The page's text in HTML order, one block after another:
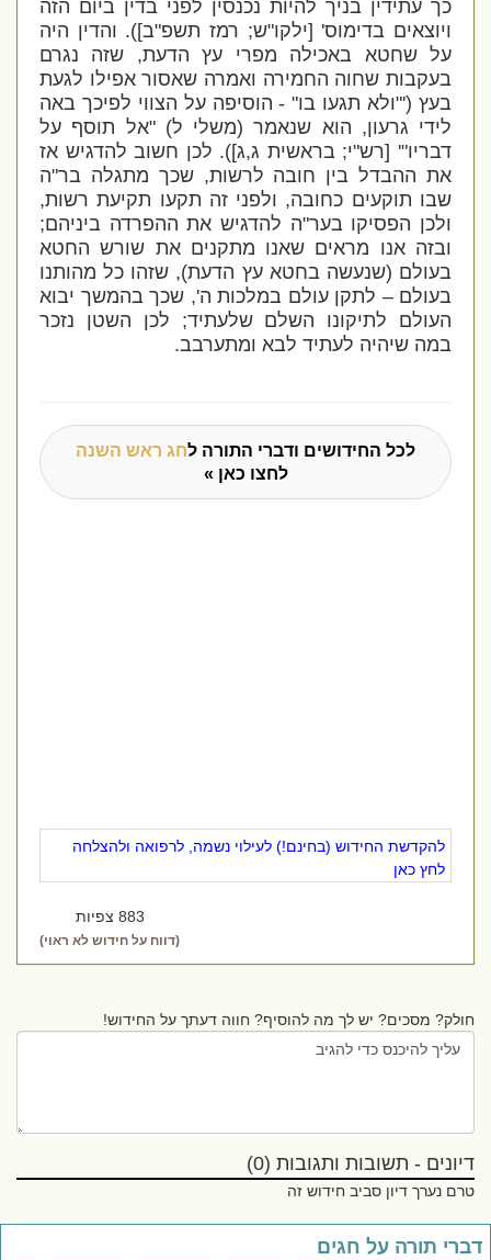
כך עתידין בניך להיות נכנסין לפני בדין ביום הזה
ויוצאים בדימוס' [ילקו"ש; רמז תשפ"ב]).והדין היה
על שחטא באכילה מפרי עץ הדעת, שזה נגרם
בעקבות שחוה החמירה ואמרה שאסור אפילו לגעת
בעץ('"ולא תגעו בו" - הוסיפה על הצווי לפיכך באה
לידי גרעון, הוא שנאמר (משלי ל) "אל תוסף על
דבריו"' [רש"י; בראשית ג,ג]). לכן חשוב להדגיש אז
את ההבדל בין חובה לרשות, שכך מתגלה בר"ה
שבו תוקעים כחובה, ולפני זה תקעו תקיעת רשות,
ולכן הפסיקו בער"ה להדגיש את ההפרדה ביניהם;
ובזה אנו מראים שאנו מתקנים את שורש החטא
בעולם (שנעשה בחטא עץ הדעת), שזהו כל מהותנו
בעולם – לתקן עולם במלכות ה', שכך בהמשך יבוא
העולם לתיקונו השלם שלעתיד; לכן השטן נזכר
במה שיהיה לעתיד לבא ומתערבב.
לכל החידושים ודברי התורה לחג ראש השנה
לחצו כאן »
להקדשת החידוש (בחינם!) לעילוי נשמה, לרפואה ולהצלחה
לחץ כאן
883 צפיות
(דווח על חידוש לא ראוי)
חולק? מסכים? יש לך מה להוסיף? חווה דעתך על החידוש!
דיונים - תשובות ותגובות (0)
טרם נערך דיון סביב חידוש זה
תורה על חגים